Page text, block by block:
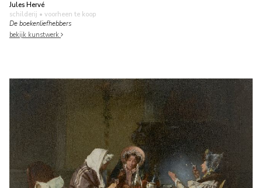
Jules Hervé
schilderij • voorheen te koop
De boekenliefhebbers
bekijk kunstwerk